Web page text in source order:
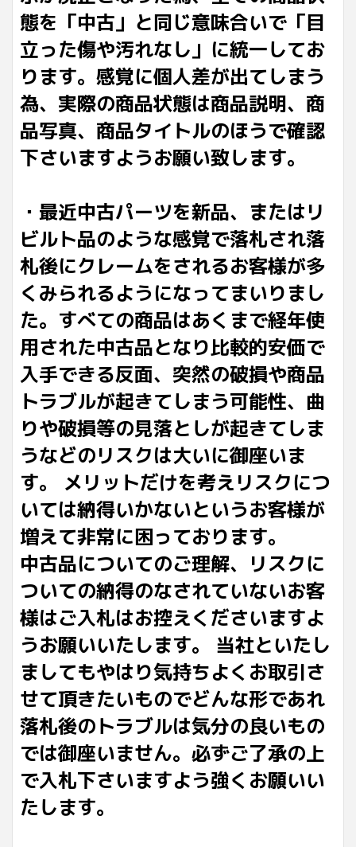
態を「中古」と同じ意味合いで「目
立った傷や汚れなし」に統一してお
ります。感覚に個人差が出てしまう
為、実際の商品状態は商品説明、商
品写真、商品タイトルのほうで確認
下さいますようお願い致します。
・最近中古パーツを新品、またはリ
ビルト品のような感覚で落札され落
札後にクレームをされるお客様が多
くみられるようになってまいりまし
た。すべての商品はあくまで経年使
用された中古品となり比較的安価で
入手できる反面、突然の破損や商品
トラブルが起きてしまう可能性、曲
りや破損等の見落としが起きてしま
うなどのリスクは大いに御座いま
す。 メリットだけを考えリスクにつ
いては納得いかないというお客様が
増えて非常に困っております。
中古品についてのご理解、リスクに
ついての納得のなされていないお客
様はご入札はお控えくださいますよ
うお願いいたします。 当社といたし
ましてもやはり気持ちよくお取引さ
せて頂きたいものでどんな形であれ
落札後のトラブルは気分の良いもの
では御座いません。必ずご了承の上
で入札下さいますよう強くお願いい
たします。